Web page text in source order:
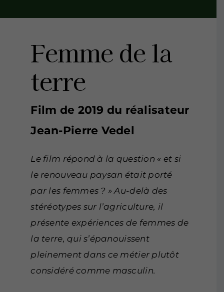
Femme de la
terre
Film de 2019 du réalisateur
Jean-Pierre Vedel
Le film répond à la question « et si
le renouveau paysan était porté
par les femmes ? » Au-delà des
stéréotypes sur l’agriculture, il
présente expériences de femmes de
la terre, qui s’épanouissent
pleinement dans ce métier plutôt
considéré comme masculin.